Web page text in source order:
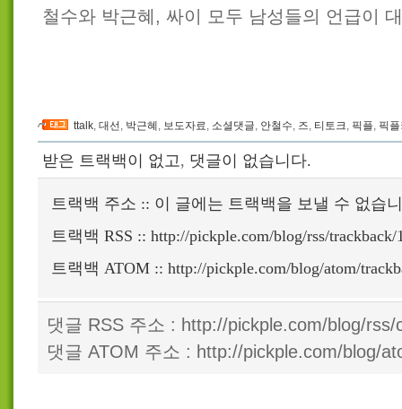
철수와 박근혜, 싸이 모두 남성들의 언급이
ttalk, 대선 , 박근혜 , 보도자료, 소셜댓글, 안철수, 즈, 티토크, 픽플, 픽
받은 트랙백이 없고, 댓글이 없습니다.
트랙백 주소 :: 이 글에는 트랙백을 보낼 수 없습
트랙백 RSS :: http://pickple.com/blog/rss/trackback/
트랙백 ATOM :: http://pickple.com/blog/atom/
댓글 RSS 주소 : http://pickple.com/blog/rss/
댓글 ATOM 주소 : http://pickple.com/blog/